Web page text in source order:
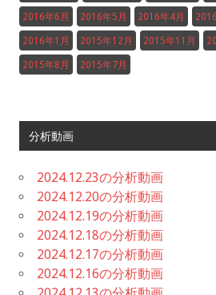
2016年6月 2016年5月 2016年4月
2016年1月 2015年12月 2015年11月
2015年8月 2015年7月
分析動画
2024.12.23の分析動画
2024.12.20の分析動画
2024.12.19の分析動画
2024.12.18の分析動画
2024.12.17の分析動画
2024.12.16の分析動画